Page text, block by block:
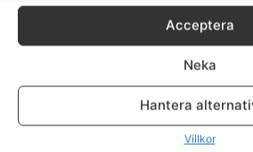
Acceptera
Neka
Hantera
Villkor
Kingsland tävlingstop
Kingsland